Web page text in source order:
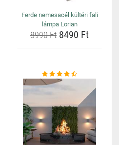
Ferde nemesacél kültéri fali
lámpa Lorian
8990 Ft 8490 Ft